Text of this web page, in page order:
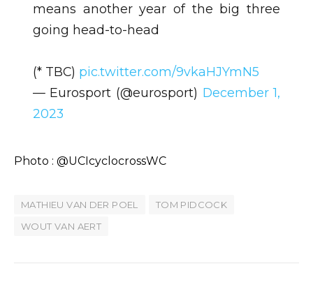
means another year of the big three
going head-to-head
(* TBC) pic.twitter.com/9vkaHJYmN5
— Eurosport (@eurosport) December 1,
2023
Photo : @UCIcyclocrossWC
MATHIEU VAN DER POEL
TOM PIDCOCK
WOUT VAN AERT